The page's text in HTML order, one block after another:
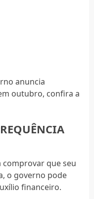
anuncia
outubro, confira a
comprovar que seu
o governo pode
financeiro.